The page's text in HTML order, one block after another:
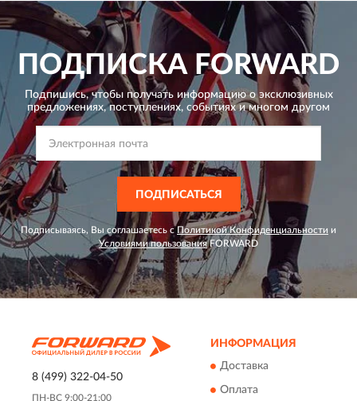
ПОДПИСКА FORWARD
Подпишись, чтобы получать информацию о эксклюзивных
предложениях,поступлениях, событиях и многом другом
ПОДПИСАТЬСЯ
Подписываясь, Вы соглашаетесь сПолитикой Конфиденциальности и
Условиями пользованияFORWARD
8 (499) 322-04-50
ПН-ВС 9:00-21:00
ИНФОРМАЦИЯ
Доставка
Оплата